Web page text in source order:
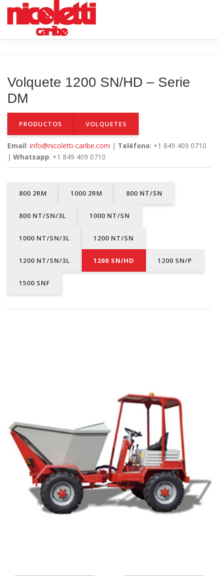
Saltar
contenido
Volquete 1200 SN/HD – Serie
DM
PRODUCTOS VOLQUETES
Email: info@nicoletti-caribe.com | Teléfono: +1 849 409 0710
| Whatsapp: +1 849 409 0710
800 2RM 1000 2RM 800 NT/SN
800 NT/SN/3L 1000 NT/SN
1000 NT/SN/3L 1200 NT/SN
1200 NT/SN/3L 1200 SN/HD 1200 SN/P
1500 SNF